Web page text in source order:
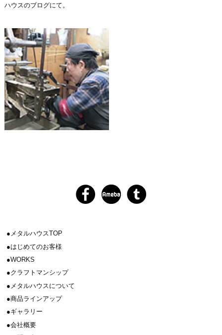
ハウスのブログにて。
メタルハウスTOP
はじめてのお客様
WORKS
クラフトマンシップ
メタルハウスについて
商品ラインアップ
ギャラリー
会社概要